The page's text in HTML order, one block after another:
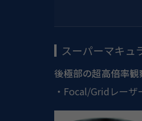
スーパーマキュ
後極部の超高倍率
・Focal/Gridレー